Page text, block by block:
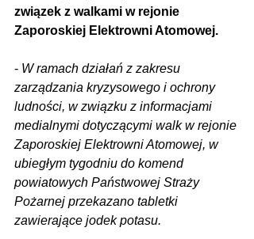
związek z walkami w rejonie
Zaporoskiej Elektrowni Atomowej.
- W ramach działań z zakresu
zarządzania kryzysowego i ochrony
ludności, w związku z informacjami
medialnymi dotyczącymi walk w rejonie
Zaporoskiej Elektrowni Atomowej, w
ubiegłym tygodniu do komend
powiatowych Państwowej Straży
Pożarnej przekazano tabletki
zawierające jodek potasu.